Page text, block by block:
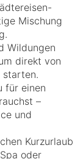
Mischung
Wildungen
direkt von
starten.
für einen
–
und
Kurzurlaub
oder